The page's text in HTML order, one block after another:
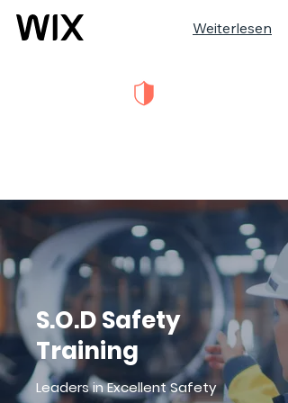
Weiterlesen